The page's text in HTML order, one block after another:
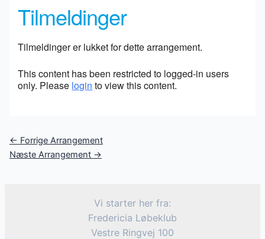
Tilmeldinger
Tilmeldinger er lukket for dette arrangement.
This content has been restricted to logged-in users
only. Please login to view this content.
Post
navigation
← Forrige Arrangement
Næste Arrangement →
Vi starter her fra:
Fredericia Løbeklub
Vestre Ringvej 100